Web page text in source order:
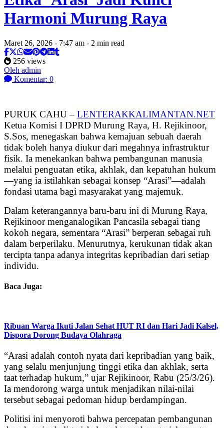
Harmoni Murung Raya
Maret 26, 2026 - 7:47 am - 2 min read
256 views
Oleh admin
Komentar: 0
PURUK CAHU – LENTERAKKALIMANTAN.NET
Ketua Komisi I DPRD Murung Raya, H. Rejikinoor,
S.Sos, menegaskan bahwa kemajuan sebuah daerah
tidak boleh hanya diukur dari megahnya infrastruktur
fisik. Ia menekankan bahwa pembangunan manusia
melalui penguatan etika, akhlak, dan kepatuhan hukum
—yang ia istilahkan sebagai konsep “Arasi”—adalah
fondasi utama bagi masyarakat yang majemuk.
Dalam keterangannya baru-baru ini di Murung Raya,
Rejikinoor menganalogikan Pancasila sebagai tiang
kokoh negara, sementara “Arasi” berperan sebagai ruh
dalam berperilaku. Menurutnya, kerukunan tidak akan
tercipta tanpa adanya integritas kepribadian dari setiap
individu.
Baca Juga:
Ribuan Warga Ikuti Jalan Sehat HUT RI dan Hari Jadi Kalsel,
Dispora Dorong Budaya Olahraga
“Arasi adalah contoh nyata dari kepribadian yang baik,
yang selalu menjunjung tinggi etika dan akhlak, serta
taat terhadap hukum,” ujar Rejikinoor, Rabu (25/3/26).
Ia mendorong warga untuk menjadikan nilai-nilai
tersebut sebagai pedoman hidup berdampingan.
Politisi ini menyoroti bahwa percepatan pembangunan